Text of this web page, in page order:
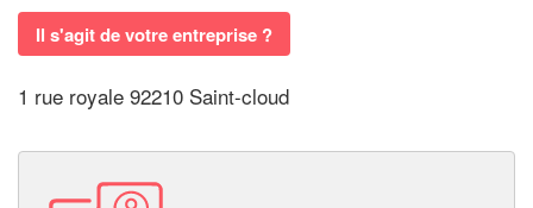
Il s'agit de votre entreprise ?
1 rue royale 92210 Saint-cloud